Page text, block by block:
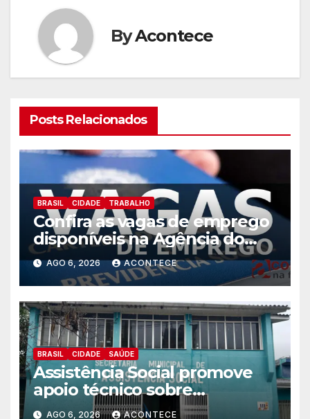
ByAcontece
Posts Relacionados
BRASIL CIDADE TRABALHO
Confira as vagas de emprego
disponíveis na Agência do
Trabalhador
AGO 6, 2026 ACONTECE
BRASIL CIDADE SAÚDE
Assistência Social promove
apoio técnico sobre
preparação e resposta a
AGO 6, 2026 ACONTECE